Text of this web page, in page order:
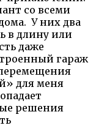
со всеми
У них два
в длину или
даже
гараж
для меня
решения